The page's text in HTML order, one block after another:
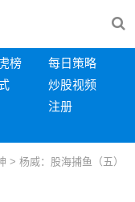
榜
每日策略
炒股视频
注册
> 杨威：股海捕鱼（五）